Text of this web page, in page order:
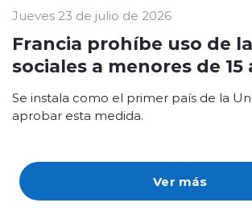
Ver más
Jueves 23 de julio de 2026
Francia prohíbe uso de
sociales a menores de 15
Se instala como el primer país de la
aprobar esta medida.